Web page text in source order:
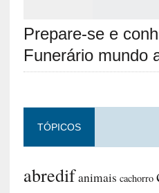
Prepare-se e
Funerário
TÓPICOS
abredifanimais cachorro